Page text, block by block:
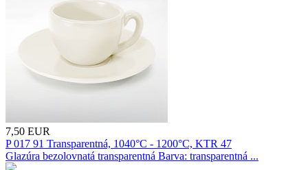
7,50 EUR
P 017 91 Transparentná, 1040°C - 1200°C, KTR 47
Glazúra bezolovnatá transparentná Barva: transparentná ...